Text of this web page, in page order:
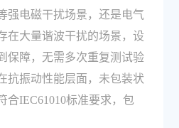
强电磁干扰场景，还是电气
在大量谐波干扰的场景，设
保障，无需多次重复测试验
抗振动性能层面，未包装状
合IEC61010标准要求，包